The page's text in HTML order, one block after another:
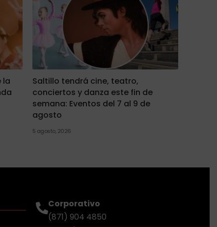
la
Saltillo tendrá cine, teatro,
conciertos y danza este fin de
semana: Eventos del 7 al 9 de
agosto
5 agosto, 2026
Corporativo
(871) 904 4850